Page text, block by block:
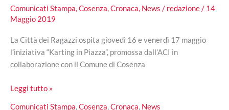
Comunicati Stampa,Cosenza,Cronaca, News / redazione/ 14
Maggio 2019
La Città dei Ragazzi ospita giovedì 16 e venerdì 17 maggio
l’iniziativa “Karting in Piazza”, promossa dall’ACI in
collaborazione con il Comune di Cosenza
“Karting
Leggi tutto »
Comunicati Stampa,Cosenza,Cronaca, News